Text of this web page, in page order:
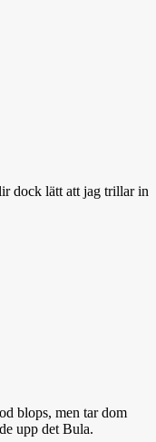
dock lätt att jag trillar in
blops, men tar dom
upp det Bula.